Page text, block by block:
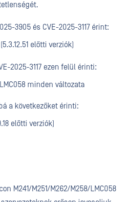
3905 és CVE-2025-3117 érint:
előtti verziók)
2025-3117 ezen felül érinti:
minden változata
a következőket érinti:
előtti verziók)
M241/M251/M262/M258/LMC058